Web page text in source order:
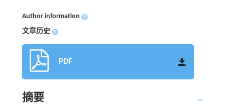
Author information +
文章历史 +
PDF
摘要